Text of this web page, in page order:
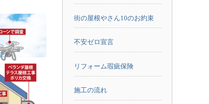
街の屋根やさん10のお約束
不安ゼロ宣言
リフォーム瑕疵保険
施工の流れ